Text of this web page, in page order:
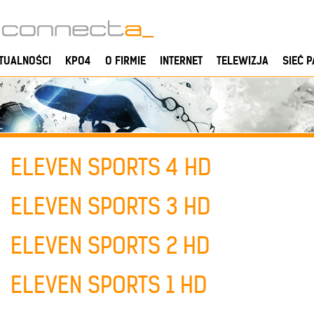
KPO4 O FIRMIE INTERNET TELEWIZJA SIEĆ
ELEVEN SPORTS 4 HD
ELEVEN SPORTS 3 HD
ELEVEN SPORTS 2 HD
ELEVEN SPORTS 1 HD